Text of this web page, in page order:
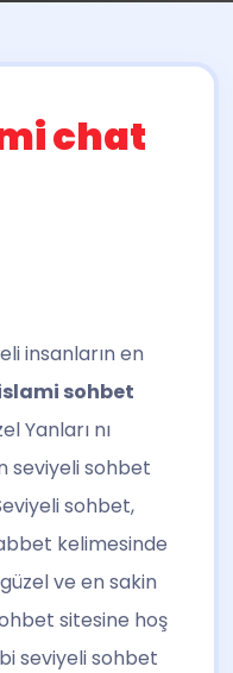
chat
insanların en
sohbet
Yanları nı
seviyeli sohbet
sohbet,
kelimesinde
ve en sakin
sitesine hoş
seviyeli sohbet